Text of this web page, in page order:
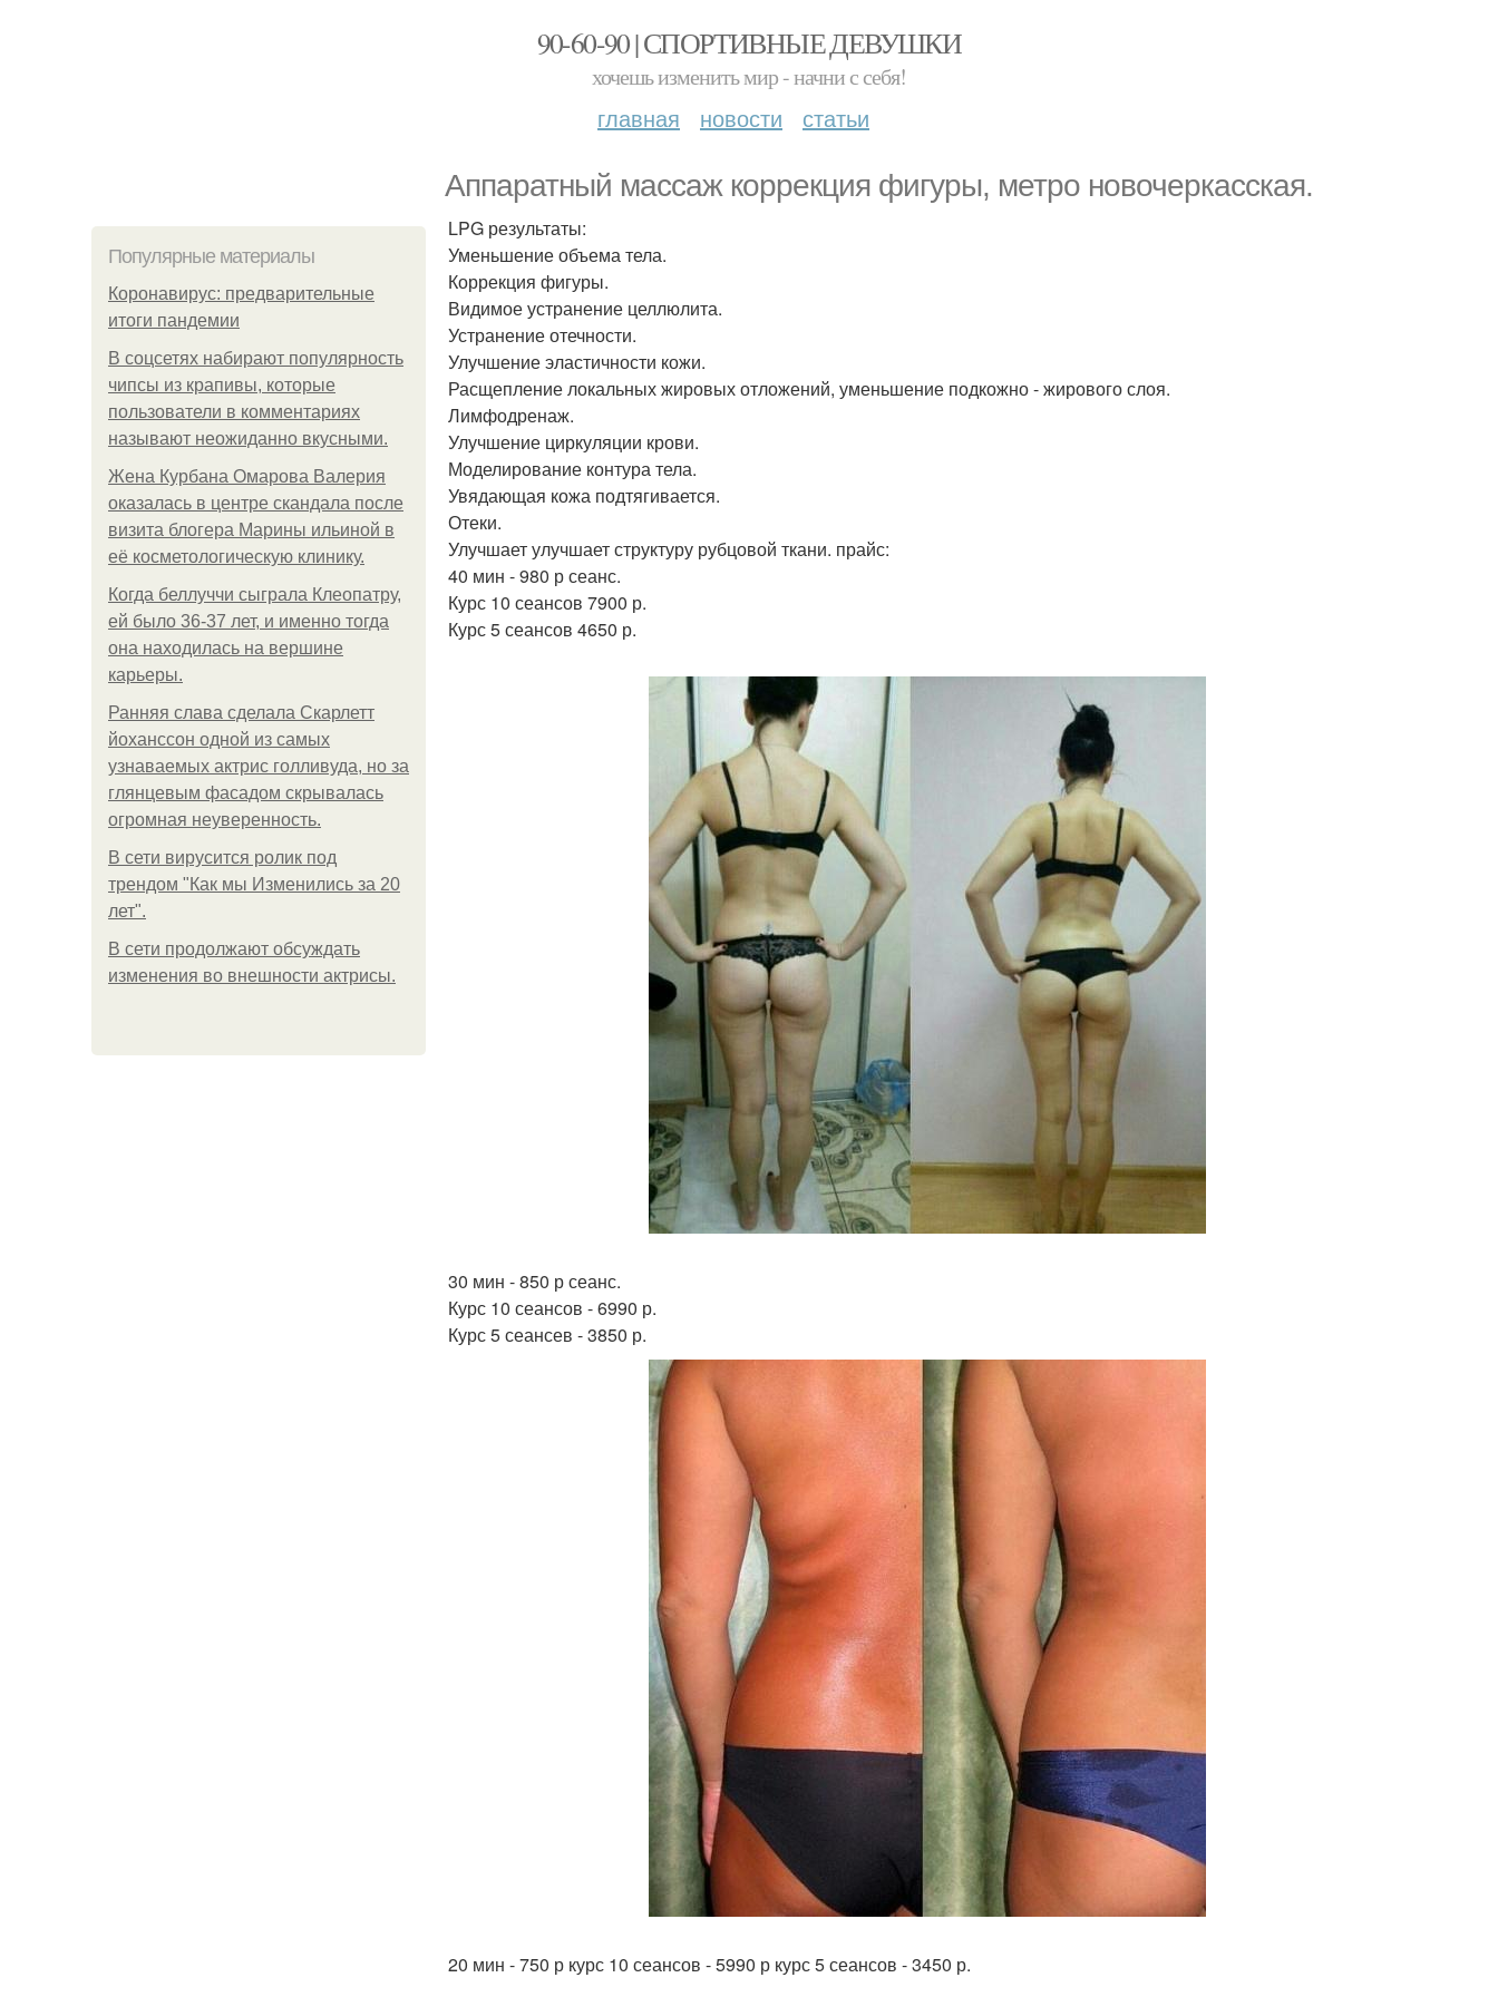
90-60-90 | СПОРТИВНЫЕ ДЕВУШКИ
хочешь изменить мир - начни с себя!
главная новости статьи
Аппаратный массаж коррекция фигуры, метро новочеркасская.
Популярные материалы
Коронавирус: предварительные
итоги пандемии
В соцсетях набирают популярность
чипсы из крапивы, которые
пользователи в комментариях
называют неожиданно вкусными.
Жена Курбана Омарова Валерия
оказалась в центре скандала после
визита блогера Марины ильиной в
её косметологическую клинику.
Когда беллуччи сыграла Клеопатру,
ей было 36-37 лет, и именно тогда
она находилась на вершине
карьеры.
Ранняя слава сделала Скарлетт
йоханссон одной из самых
узнаваемых актрис голливуда, но за
глянцевым фасадом скрывалась
огромная неуверенность.
В сети вирусится ролик под
трендом "Как мы Изменились за 20
лет".
В сети продолжают обсуждать
изменения во внешности актрисы.
LPG результаты:
Уменьшение объема тела.
Коррекция фигуры.
Видимое устранение целлюлита.
Устранение отечности.
Улучшение эластичности кожи.
Расщепление локальных жировых отложений, уменьшение подкожно - жирового слоя.
Лимфодренаж.
Улучшение циркуляции крови.
Моделирование контура тела.
Увядающая кожа подтягивается.
Отеки.
Улучшает улучшает структуру рубцовой ткани. прайс:
40 мин - 980 р сеанс.
Курс 10 сеансов 7900 р.
Курс 5 сеансов 4650 р.
30 мин - 850 р сеанс.
Курс 10 сеансов - 6990 р.
Курс 5 сеансев - 3850 р.
20 мин - 750 р курс 10 сеансов - 5990 р курс 5 сеансов - 3450 р.